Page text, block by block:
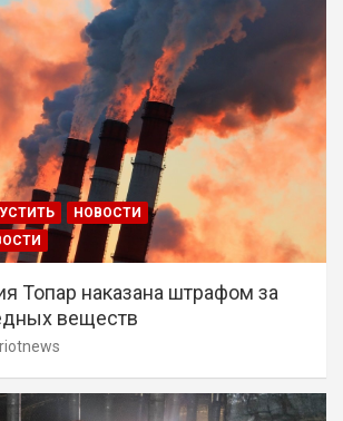
НОВОСТИ
Топар наказана штрафом за
веществ